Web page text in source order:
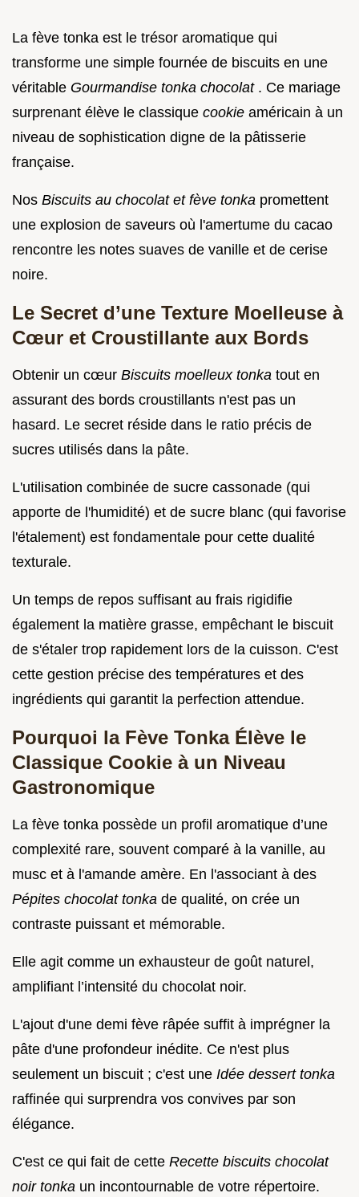
La fève tonka est le trésor aromatique qui
transforme une simple fournée de biscuits en une
véritable Gourmandise tonka chocolat . Ce mariage
surprenant élève le classique cookie américain à un
niveau de sophistication digne de la pâtisserie
française.
Nos Biscuits au chocolat et fève tonka promettent
une explosion de saveurs où l'amertume du cacao
rencontre les notes suaves de vanille et de cerise
noire.
Le Secret d’une Texture Moelleuse à
Cœur et Croustillante aux Bords
Obtenir un cœur Biscuits moelleux tonka tout en
assurant des bords croustillants n'est pas un
hasard. Le secret réside dans le ratio précis de
sucres utilisés dans la pâte.
L'utilisation combinée de sucre cassonade (qui
apporte de l'humidité) et de sucre blanc (qui favorise
l'étalement) est fondamentale pour cette dualité
texturale.
Un temps de repos suffisant au frais rigidifie
également la matière grasse, empêchant le biscuit
de s'étaler trop rapidement lors de la cuisson. C'est
cette gestion précise des températures et des
ingrédients qui garantit la perfection attendue.
Pourquoi la Fève Tonka Élève le
Classique Cookie à un Niveau
Gastronomique
La fève tonka possède un profil aromatique d’une
complexité rare, souvent comparé à la vanille, au
musc et à l'amande amère. En l'associant à des
Pépites chocolat tonka de qualité, on crée un
contraste puissant et mémorable.
Elle agit comme un exhausteur de goût naturel,
amplifiant l’intensité du chocolat noir.
L'ajout d'une demi fève râpée suffit à imprégner la
pâte d'une profondeur inédite. Ce n'est plus
seulement un biscuit ; c'est une Idée dessert tonka
raffinée qui surprendra vos convives par son
élégance.
C'est ce qui fait de cette Recette biscuits chocolat
noir tonka un incontournable de votre répertoire.